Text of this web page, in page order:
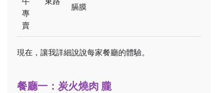
專
賣
膈膜
現在，讓我詳細說說每家餐廳的體驗。
餐廳一：炭火燒肉 朧